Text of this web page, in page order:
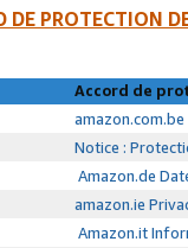
DE PROTECTION
Accord de
Notice :
Amazon.de
amazon.ie
Amazon.it